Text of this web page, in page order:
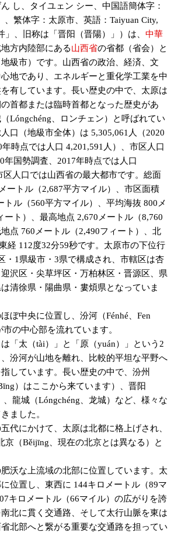
し、タイユェン シー、中国語簡体字：
、繁体字：太原市、英語：Taiyuan City,
」、旧称は「晋阳（晋陽）」）は、 中華
方内陸部にある山西省の省都（省会）と
級市）です。山西省の政治、経済、文
地であり、エネルギーと重化学工業を中
有しています。長い歴史の中で、太原は
首都または臨時首都となった歴史があ
Lóngchéng、ロンチェン）と呼ばれてい
口（地級市全体）は 5,305,061人（2020
時点では人口 4,201,591人）、市区人口
年国勢調査、2017年時点では人口
区人口では山西省の最大都市です。総面
ートル（2,687平方マイル）、市区面積
トル（560平方マイル）、平均海抜 800メ
ート）、最高地点 2,670メートル（8,760
点 760メートル（2,490フィート）、北
経 112度32分59秒です。太原市の下位行
・1県級市・3県で構成され、市轄区は杏
沢区・尖草坪区・万柏林区・晋源区、県
清徐県・陽曲県・婁煩県となっていま
ぼ中央に位置し、汾河（Fénhé、Fen
の中心部を流れています。
「太（tài）」と「原（yuán）」という2
汾河が山地を離れ、比較的平坦な平野へ
しています。長い歴史の中で、汾州
）はここから来ています）、晋阳
、龍城（Lóngchéng、龙城）など、様々な
ました。
代にかけて、太原は北都に格上げされ、
京（Běijīng、現在の北京とは異なる）と
沃な上流域の北部に位置しています。太
位置し、東西に 144キロメートル（89マ
キロメートル（66マイル）の広がりを誇
北に貫く交通路、そして太行山脈を東は
北部へと繋がる重要な交通路を担ってい